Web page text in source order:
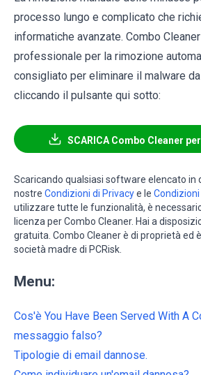
processo lungo e complicato che
informatiche avanzate. Combo
professionale per la rimozione
consigliato per eliminare il malware
cliccando il pulsante qui sotto:
SCARICA Combo Cleaner
Scaricando qualsiasi software elencato in
nostre Condizioni di Privacye le
utilizzare tutte le funzionalità, è
licenza per Combo Cleaner. Hai a
gratuita. Combo Cleaner è di proprietà ed
società madre di PCRisk.
Menu:
Cos'è You Have Been Served With A
messaggio falso?
Tipologie di email dannose.